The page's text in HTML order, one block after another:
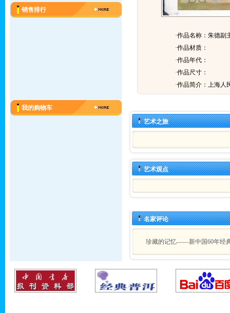
销售排行
我的购物车
·作品名称：朱德副
·作品材质：
·作品年代：
·作品尺寸：
·作品简介： 上海人
艺术之旅
艺术观点
名家评论
珍藏的记忆——新中国60年经